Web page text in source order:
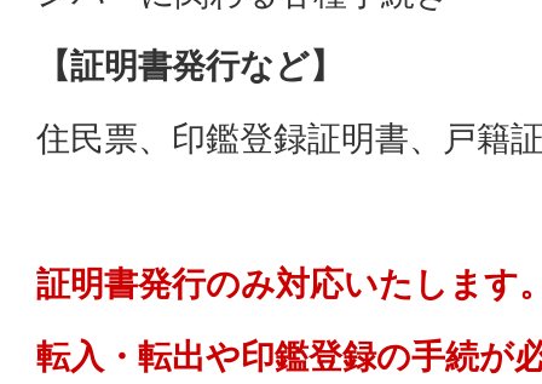
【証明書発行など】
住民票、印鑑登録証明書、戸籍
証明書発行のみ対応いたします
転入・転出や印鑑登録の手続が